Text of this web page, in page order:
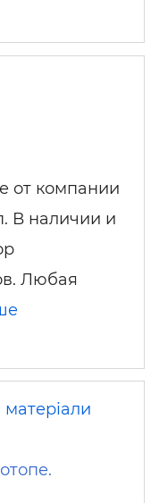
от компании
В наличии и
Любая